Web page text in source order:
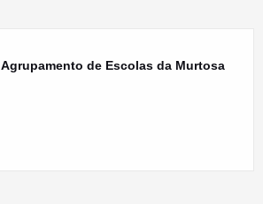
Agrupamento de Escolas da Murtosa